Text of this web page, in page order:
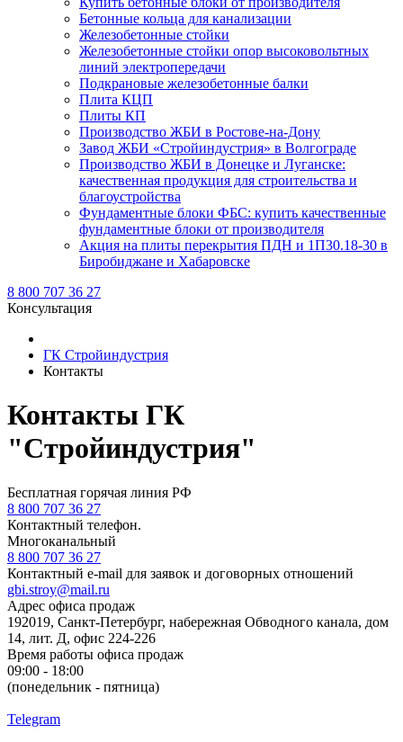
Бетонные кольца для канализации
Железобетонные стойки
Железобетонные стойки опор высоковольтных
линий электропередачи
Подкрановые железобетонные балки
Плита КЦП
Плиты КП
Производство ЖБИ в Ростове-на-Дону
Завод ЖБИ «Стройиндустрия» в Волгограде
Производство ЖБИ в Донецке и Луганске:
качественная продукция для строительства и
благоустройства
Фундаментные блоки ФБС: купить качественные
фундаментные блоки от производителя
Акция на плиты перекрытия ПДН и 1П30.18-30 в
Биробиджане и Хабаровске
8 800 707 36 27
Консультация
ГК Стройиндустрия
Контакты
Контакты ГК
"Стройиндустрия"
Бесплатная горячая линия РФ
8 800 707 36 27
Контактный телефон.
Многоканальный
8 800 707 36 27
Контактный e-mail для заявок и договорных отношений
gbi.stroy@mail.ru
Адрес офиса продаж
192019, Санкт-Петербург, набережная Обводного канала, дом
14, лит. Д, офис 224-226
Время работы офиса продаж
09:00 - 18:00
(понедельник - пятница)
Telegram